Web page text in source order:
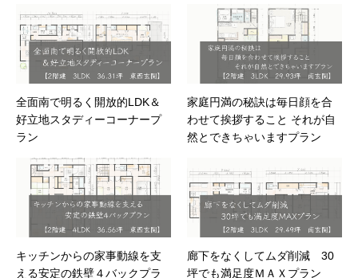
全面南で明るく開放的LDK＆
好立地スタディーコーナープ
ラン
家庭円満の秘訣は毎日顔を合
わせて挨拶すること それが自
然とできちゃいますプラン
キッチンからの家事動線を支
える安定の鉄壁４バックプラ
廊下をなくしてムダ削減 30
坪でも満足度ＭＡＸプラン